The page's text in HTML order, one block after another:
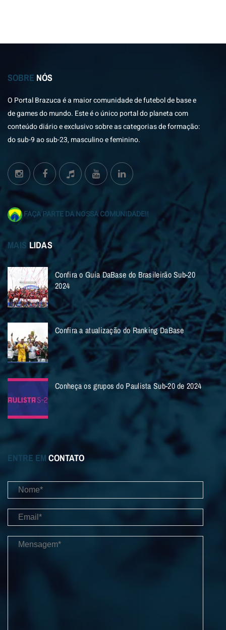
SOBRE NÓS
O Portal Brazuca é a maior comunidade de futebol de base e
de games do mundo. Este é o único portal do planeta com
conteúdo diário e exclusivo sobre as categorias de formação:
do sub-9 ao sub-23, masculino e feminino.
FAÇA PARTE DA NOSSA COMUNIDADE!!
MAIS LIDAS
Confira o Guia DaBase do Brasileirão Sub-20
2024
Confira a atualização do Ranking DaBase
Conheça os grupos do Paulista Sub-20 de 2024
ENTRE EM CONTATO